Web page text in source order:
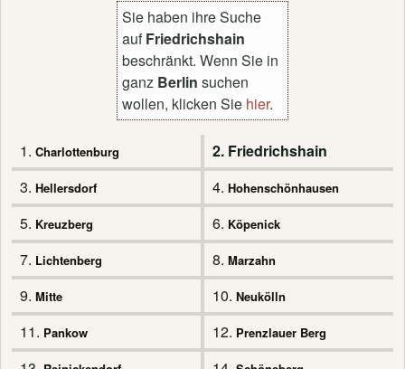
Sie haben ihre Suche
aufFriedrichshain
beschränkt. Wenn Sie in
ganz Berlin suchen
wollen, klicken Sie hier.
1. Charlottenburg
2. Friedrichshain
3. Hellersdorf 4. Hohenschönhausen
5. Kreuzberg 6. Köpenick
7. Lichtenberg 8. Marzahn
9. Mitte 10. Neukölln
11. Pankow 12. Prenzlauer Berg